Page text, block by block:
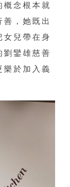
概念根本就
，她既出
女兒帶在身
劉鑾雄慈善
樂於加入義